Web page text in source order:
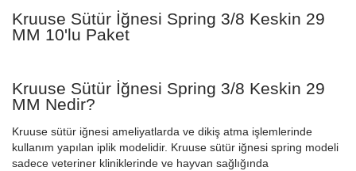
Kruuse Sütür İğnesi Spring 3/8 Keskin 29
MM 10'lu Paket
Kruuse Sütür İğnesi Spring 3/8 Keskin 29
MM Nedir?
Kruuse sütür iğnesi ameliyatlarda ve dikiş atma işlemlerinde
kullanım yapılan iplik modelidir. Kruuse sütür iğnesi spring modeli
sadece veteriner kliniklerinde ve hayvan sağlığında